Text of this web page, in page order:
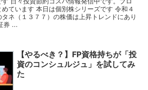
ています 本日は個別株シリーズです 令和４
ネ（１３７７）の株価は上昇トレンドにあり
券 ...
【やるべき？】FP資格持ちが「投
資のコンシュルジュ」を試してみ
た